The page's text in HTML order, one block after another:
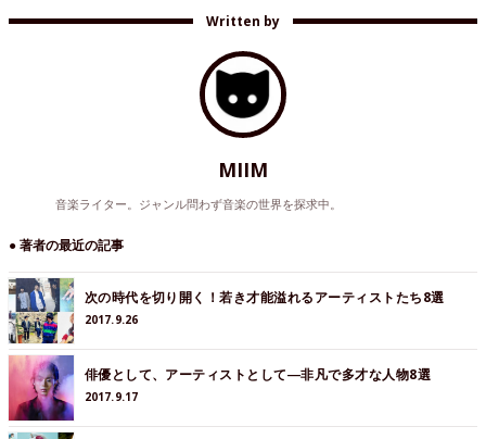
Written by
MIIM
音楽ライター。ジャンル問わず音楽の世界を探求中。
● 著者の最近の記事
次の時代を切り開く！若き才能溢れるアーティストたち8選
2017.9.26
俳優として、アーティストとして―非凡で多才な人物8選
2017.9.17